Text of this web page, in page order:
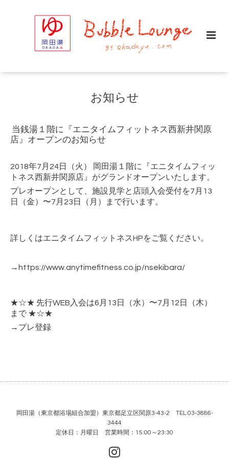
お知らせ
当銭湯１階に『エニタイムフィットネス西新井関原
店』オープンのお知らせ
2018年7月24日（火） 岡田湯１階に『エニタイムフィッ
トネス西新井関原店』がグランドオープンいたします。
プレオープンとして、施設見学と店頭入会受付を7月13
日（金）〜7月23日（月）まで行います。
詳しくはエニタイムフィットネスHPをご覧ください。
→ https://www.anytimefitness.co.jp/nsekibara/
★☆★ 先行WEB入会は6月13日（水）〜7月12日（木）
まで ★☆★
→ プレ登録
岡田湯（東京都浴場組合加盟）東京都足立区関原3-43-2 TEL:03-3886-
3444
定休日：月曜日 営業時間：15:00～23:30